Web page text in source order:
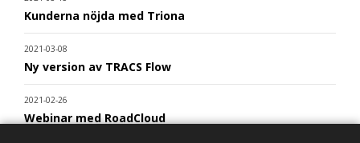
Kunderna nöjda med Triona
2021-03-08
Ny version av TRACS Flow
2021-02-26
Webinar med RoadCloud